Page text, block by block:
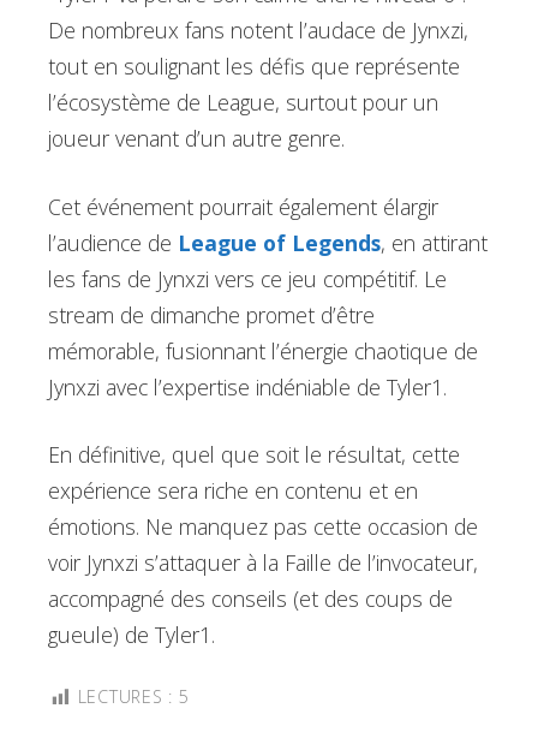
De nombreux fans notent l’audace de Jynxzi,
tout en soulignant les défis que représente
l’écosystème de League, surtout pour un
joueur venant d’un autre genre.
Cet événement pourrait également élargir
l’audience de League of Legends, en attirant
les fans de Jynxzi vers ce jeu compétitif. Le
stream de dimanche promet d’être
mémorable, fusionnant l’énergie chaotique de
Jynxzi avec l’expertise indéniable de Tyler1.
En définitive, quel que soit le résultat, cette
expérience sera riche en contenu et en
émotions. Ne manquez pas cette occasion de
voir Jynxzi s’attaquer à la Faille de l’invocateur,
accompagné des conseils (et des coups de
gueule) de Tyler1.
LECTURES : 5